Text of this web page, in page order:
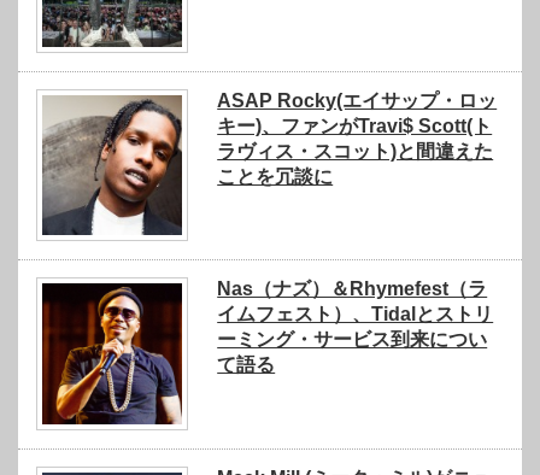
ASAP Rocky(エイサップ・ロッ
キー)、ファンがTravi$ Scott(ト
ラヴィス・スコット)と間違えた
ことを冗談に
Nas（ナズ）＆Rhymefest（ラ
イムフェスト）、Tidalとストリ
ーミング・サービス到来につい
て語る